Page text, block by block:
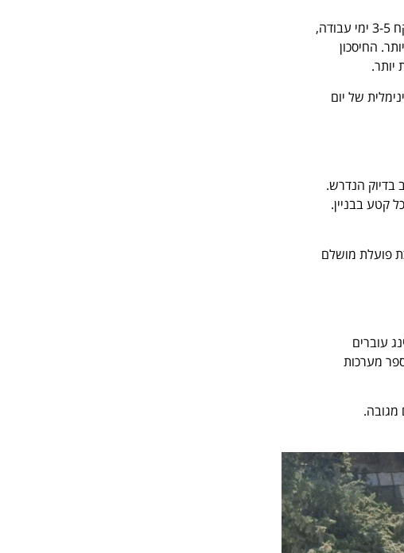
ההבדל בזמן הביצוע בין שיטת הפיגומים לסנפלינג הוא דרמטי. בעוד שהקמת פיגומים לבניין בן 4-5 קומות יכולה להיקח 3-5 ימי עבודה,
החיסכון
יותר.
של יום
בדיוק הנדרש.
קטע בבניין.
פועלת מושלם
עוברים
מערכות
מגובה.